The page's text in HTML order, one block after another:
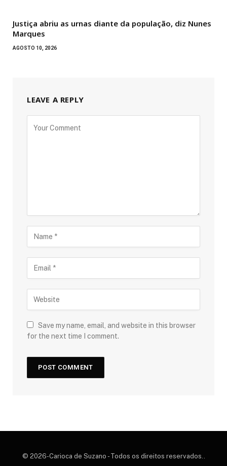
Justiça abriu as urnas diante da população, diz Nunes
Marques
AGOSTO 10, 2026
LEAVE A REPLY
Save my name, email, and website in this browser
for the next time I comment.
© 2026-Carioca de Suzano - Todos os direitos reservados..